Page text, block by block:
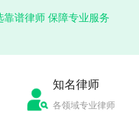
靠谱律师 保障专业服务
知名律师
各领域专业律师